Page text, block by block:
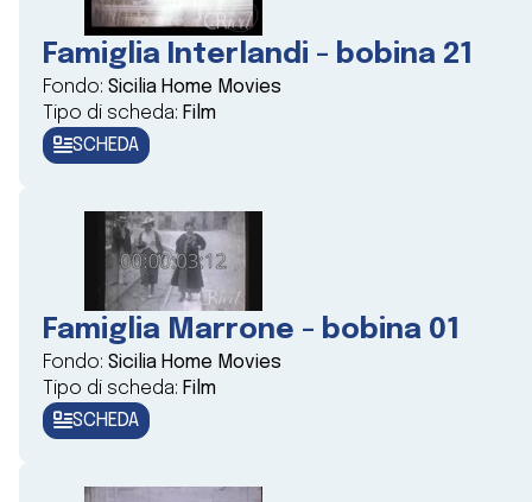
Famiglia Interlandi - bobina 21
Fondo: Sicilia Home Movies
Tipo di scheda: Film
SCHEDA
Famiglia Marrone - bobina 01
Fondo: Sicilia Home Movies
Tipo di scheda: Film
SCHEDA